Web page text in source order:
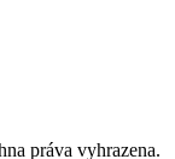
práva vyhrazena.